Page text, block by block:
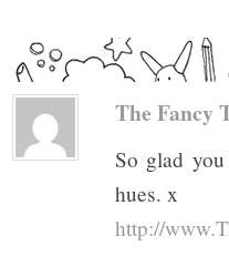
The Fancy
So glad
hues. x
http://